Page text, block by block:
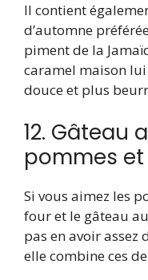
Il contient
d’automne
piment de la
caramel maison
douce et plus
12. Gâteau
pommes
Si vous aimez les
four et le gâteau
pas en avoir assez
elle combine ces